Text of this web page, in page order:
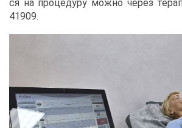
ся на про­це­ду­ру мож­но че­рез
41909.